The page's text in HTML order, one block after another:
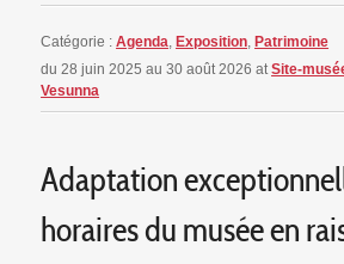
Catégorie :Agenda ,Exposition ,Patrimoine
du 28 juin 2025 au 30 août 2026atSite-
Vesunna
Adaptation
horaires du musée en